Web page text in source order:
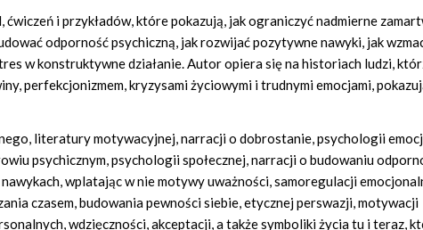
i przykładów, które pokazują, jak ograniczyć nadmierne
odporność psychiczną, jak rozwijać pozytywne nawyki, jak
w konstruktywne działanie. Autor opiera się na historiach ludzi,
perfekcjonizmem, kryzysami życiowymi i trudnymi emocjami,
literatury motywacyjnej, narracji o dobrostanie, psychologii
psychicznym, psychologii społecznej, narracji o budowaniu
wplatając w nie motywy uważności, samoregulacji
czasem, budowania pewności siebie, etycznej perswazji, motywacji
wdzięczności, akceptacji, a także symboliki życia tu i teraz,